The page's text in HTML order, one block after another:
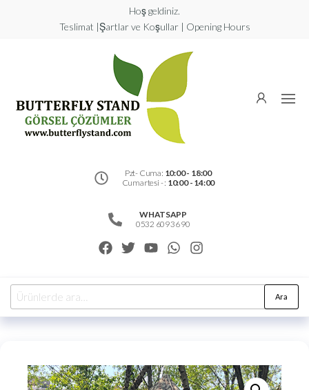
Hoş geldiniz.
Teslimat |Şartlar ve Koşullar | Opening Hours
Görsel
Pzt- Cuma: 10:00 - 18:00
Cumartesi - : 10:00 - 14:00
WHATSAPP
0532 609 36 90
Ara